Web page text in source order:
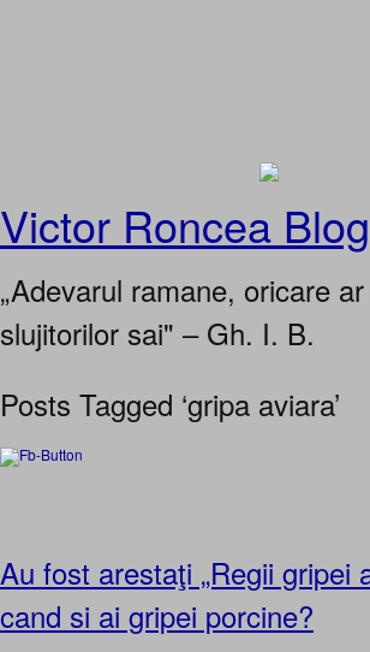
Victor Roncea Blog
„Adevarul ramane, oricare
slujitorilor sai" – Gh. I. B.
Posts Tagged ‘gripa aviara’
Au fost arestaţi „Regii gripei
cand si ai gripei porcine?